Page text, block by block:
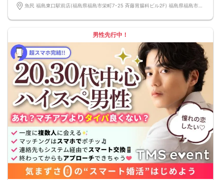
■飲食
→ お酒が飲めない方にはソフトドリンクも豊富にご用意しています！
男性先行中！